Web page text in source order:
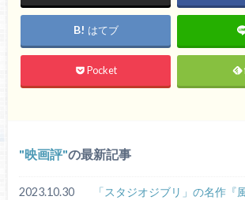
はてブ
Pocket
映画評 の最新記事
2023.10.30
「スタジオジブリ」の名作『